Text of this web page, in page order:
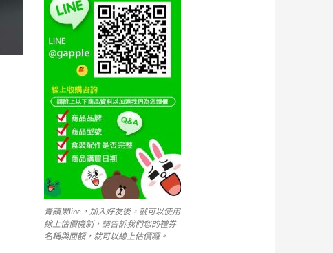
k
青蘋果line，加入好友後，就可以使用
線上估價機制，請告訴我們您的禮券
名稱與面額，就可以線上估價囉。